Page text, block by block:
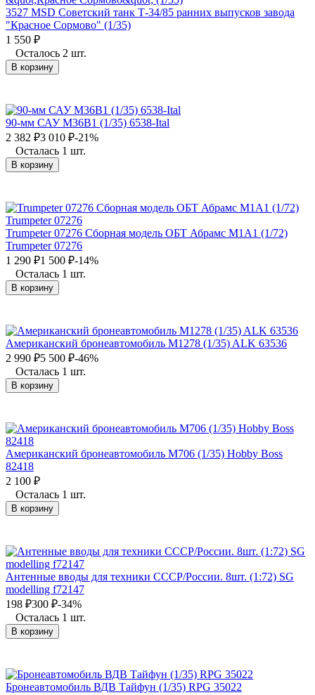
3527 MSD Советский танк Т-34/85 ранних выпусков завода
"Красное Сормово" (1/35)
1 550 ₽
Осталось 2 шт.
В корзину
90-мм САУ M36B1 (1/35) 6538-Ital
2 382 ₽3 010 ₽-21%
Осталась 1 шт.
В корзину
Trumpeter 07276 Сборная модель ОБТ Абрамс М1А1 (1/72)
Trumpeter 07276
1 290 ₽1 500 ₽-14%
Осталась 1 шт.
В корзину
Американский бронеавтомобиль M1278 (1/35) ALK 63536
2 990 ₽5 500 ₽-46%
Осталась 1 шт.
В корзину
Американский бронеавтомобиль M706 (1/35) Hobby Boss
82418
2 100 ₽
Осталась 1 шт.
В корзину
Антенные вводы для техники СССР/России. 8шт. (1:72) SG
modelling f72147
198 ₽300 ₽-34%
Осталась 1 шт.
В корзину
Бронеавтомобиль ВДВ Тайфун (1/35) RPG 35022